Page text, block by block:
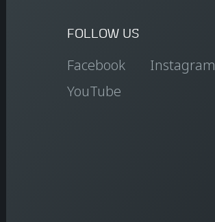
FOLLOW US
Facebook
Instagram
YouTube